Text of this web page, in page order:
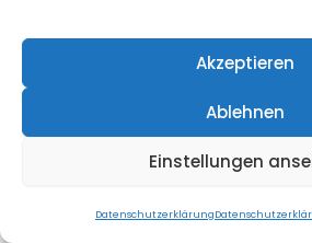
Akzeptieren
Ablehnen
Einstellungen
Datenschutzerklärung
3. Zusatzfenster in